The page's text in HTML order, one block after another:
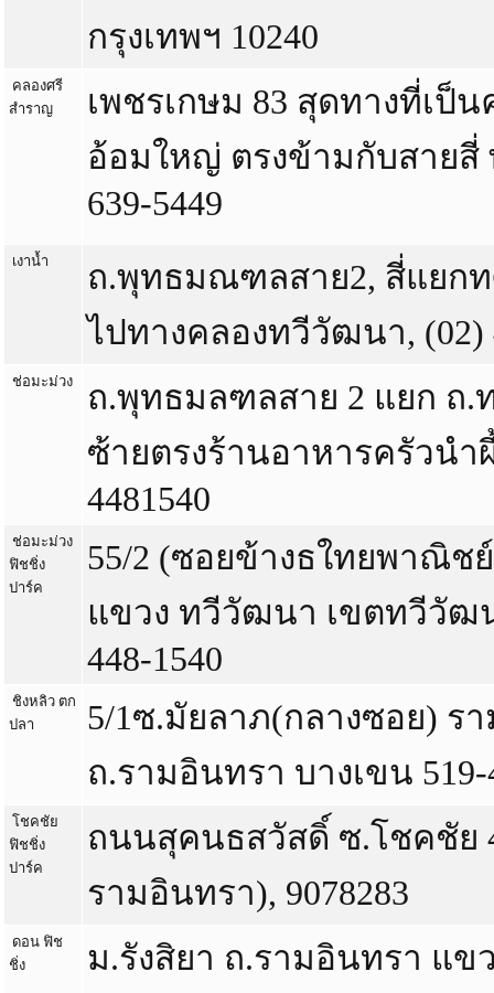
กรุงเทพฯ 10240
คลองศรี
สำราญ
เพชรเกษม 83 สุดทางที่เป็
อ้อมใหญ่ ตรงข้ามกับสายสี่
639-5449
เงาน้ำ
ถ.พุทธมณฑลสาย2, สี่แยก
ไปทางคลองทวีวัฒนา, (02)
ช่อมะม่วง
ถ.พุทธมลฑลสาย 2 แยก ถ.
ซ้ายตรงร้านอาหารครัวนำ
4481540
ช่อมะม่วง
ฟิชชิ่ง
ปาร์ค
55/2 (ซอยข้างธใทยพาณิช
แขวง ทวีวัฒนา เขตทวีวัฒ
448-1540
ชิงหลิว ตก
ปลา
5/1ซ.มัยลาภ(กลางซอย) ร
ถ.รามอินทรา บางเขน 519-
โชคชัย
ฟิชชิ่ง
ปาร์ค
ถนนสุคนธสวัสดิ์ ซ.โชคชัย
รามอินทรา), 9078283
ดอน ฟิช
ชิ่ง
ม.รังสิยา ถ.รามอินทรา แข